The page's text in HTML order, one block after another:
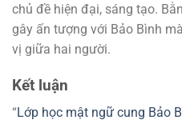
chủ đề hiện đại, sáng tạo.
gây ấn tượng với Bảo Bình
vị giữa hai người.
Kết luận
“Lớp học mật ngữ cung Bảo